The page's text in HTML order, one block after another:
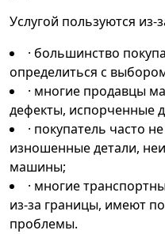
Услугой пользуются из-
· большинство
определиться с
· многие продавцы
дефекты, испорченные
· покупатель часто
изношенные детали,
машины;
· многие
из-за границы, имеют
проблемы.